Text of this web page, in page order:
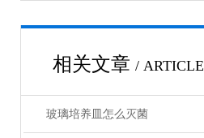
相关文章 / ARTICLE
玻璃培养皿怎么灭菌